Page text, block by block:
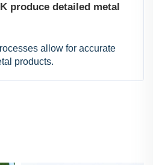
produce detailed metal
allow for accurate
products.